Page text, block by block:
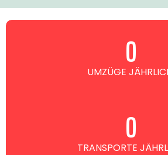
UMZÜGE0
TRANSPORTE
0